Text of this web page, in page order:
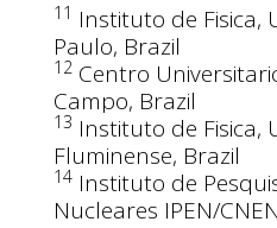
11 Instituto de Fisica,
Paulo, Brazil
12 Centro
Campo, Brazil
13 Instituto de Fisica,
Fluminense, Brazil
14 Instituto de
Nucleares IPEN/